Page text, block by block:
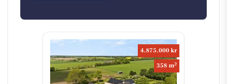
4.875.000 kr
358 m2